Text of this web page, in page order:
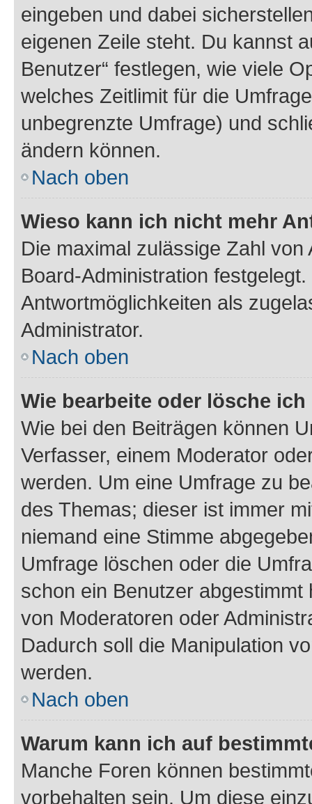
eingeben und dabei
eigenen Zeile steht. Du kannst
Benutzer“ festlegen, wie viele
welches Zeitlimit für die
unbegrenzte Umfrage) und
ändern können.
Nach oben
Wieso kann ich nicht mehr
Die maximal zulässige Zahl
Board-Administration
Antwortmöglichkeiten als
Administrator.
Nach oben
Wie bearbeite oder lösche
Wie bei den Beiträgen können
Verfasser, einem Moderator
werden. Um eine Umfrage zu
des Themas; dieser ist immer
niemand eine Stimme
Umfrage löschen oder die
schon ein Benutzer
von Moderatoren oder
Dadurch soll die Manipulation
werden.
Nach oben
Warum kann ich auf
Manche Foren können
vorbehalten sein. Um diese